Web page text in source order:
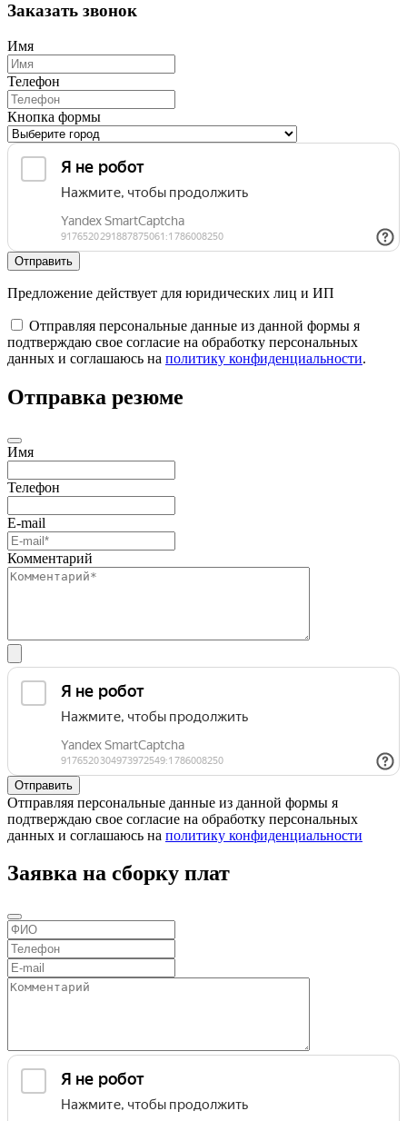
Заказать звонок
Имя
Телефон
Кнопка формы
Отправить
Предложение действует для юридических лиц и ИП
Отправляя персональные данные из данной формы я
подтверждаю свое согласие на обработку персональных
данных и соглашаюсь на политику конфиденциальности.
Отправка резюме
Имя
Телефон
E-mail
Комментарий
Отправляя персональные данные из данной формы я
подтверждаю свое согласие на обработку персональных
данных и соглашаюсь на политику конфиденциальности
Заявка на сборку плат